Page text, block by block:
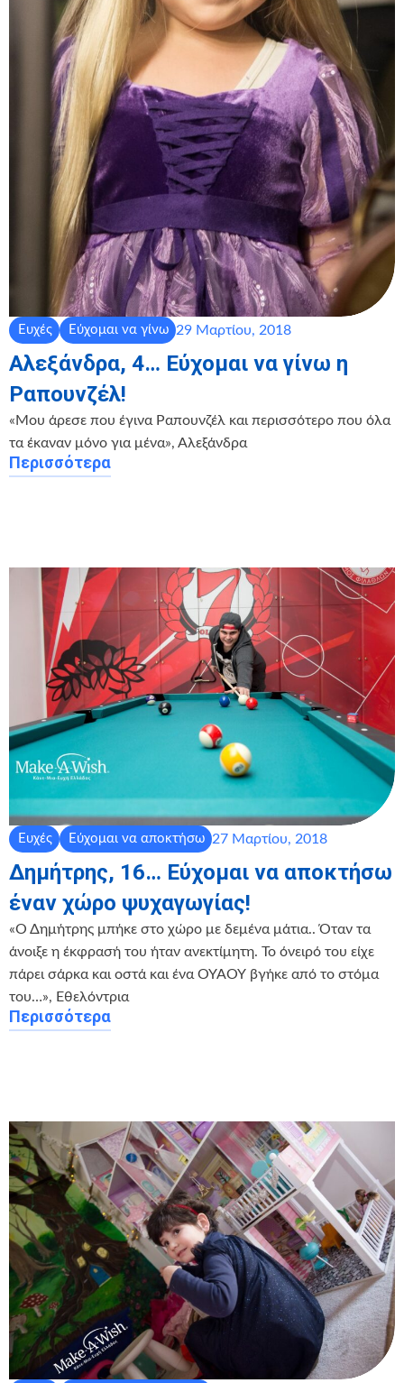
Ευχές Εύχομαι να γίνω 29 Μαρτίου, 2018
Αλεξάνδρα, 4… Εύχομαι να γίνω η
Ραπουνζέλ!
«Μου άρεσε που έγινα Ραπουνζέλ και περισσότερο που όλα
τα έκαναν μόνο για μένα», Αλεξάνδρα
Περισσότερα
Ευχές Εύχομαι να αποκτήσω 27 Μαρτίου, 2018
Δημήτρης, 16… Εύχομαι να αποκτήσω
έναν χώρο ψυχαγωγίας!
«Ο Δημήτρης μπήκε στο χώρο με δεμένα μάτια.. Όταν τα
άνοιξε η έκφρασή του ήταν ανεκτίμητη. Το όνειρό του είχε
πάρει σάρκα και οστά και ένα ΟΥΑΟΥ βγήκε από το στόμα
του…», Εθελόντρια
Περισσότερα